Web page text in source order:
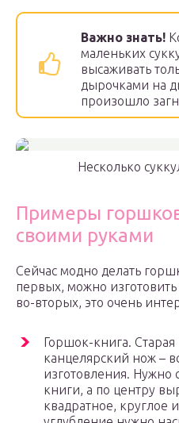
Важно знать!
маленьких
высаживать
дырочками на
произошло
Несколько
Примеры
своими руками
Сейчас модно делать
первых, можно
во-вторых, это очень
Горшок-книга. Старая
канцелярский нож –
изготовления. Нужно
книги, а по центру
квадратное, круглое